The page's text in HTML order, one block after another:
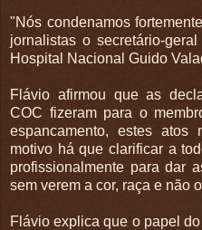
"Nós condenamos
jornalistas o secretário-
Hospital Nacional Guido
Flávio afirmou que as
COC fizeram para o
espancamento, estes
motivo há que clarificar a
profissionalmente para dar
sem verem a cor, raça e não
Flávio explica que o papel